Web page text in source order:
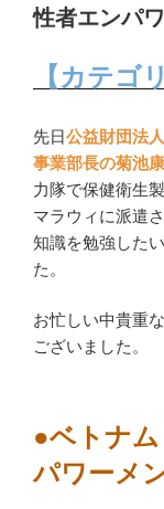
性者エンパ
【カテゴ
先日公益財団法
事業部長の菊池
力隊で保健衛生
マラウィに派遣
知識を勉強した
た。
お忙しい中貴重
ございました。
●ベトナ
パワーメ